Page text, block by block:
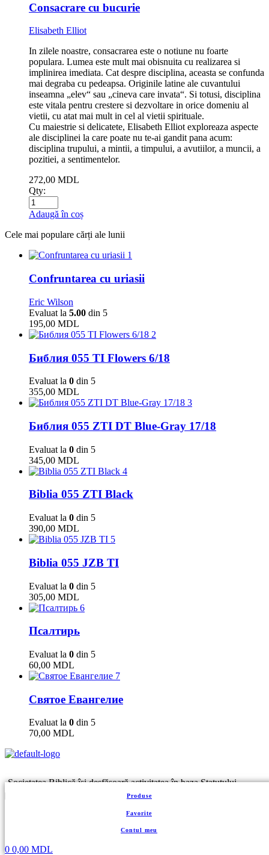
Consacrare cu bucurie
Elisabeth Elliot
In zilele noastre, consacrarea este o notiune nu foarte
populara. Lumea este mult mai obisnuita cu realizarea si
implinirea imediata. Cat despre disciplina, aceasta se confunda
mai degraba cu pedeapsa. Originile latine ale cuvantului
inseamna „elev“ sau „cineva care invata“. Si totusi, disciplina
este vitala pentru crestere si dezvoltare in orice domeniu al
vietii, cu atat mai mult in cel al vietii spirituale.
Cu maiestrie si delicatete, Elisabeth Elliot exploreaza aspecte
ale disciplinei la care poate nu te-ai gandit pana acum:
disciplina trupului, a mintii, a timpului, a avutiilor, a muncii, a
pozitiei, a sentimentelor.
272,00 MDL
Qty:
Adaugă în coș
Cele mai populare cărți ale lunii
1
Confruntarea cu uriasii
Eric Wilson
Evaluat la 5.00 din 5
195,00 MDL
2
Библия 055 TI Flowers 6/18
Evaluat la 0 din 5
355,00 MDL
3
Библия 055 ZTI DT Blue-Gray 17/18
Evaluat la 0 din 5
345,00 MDL
4
Biblia 055 ZTI Black
Evaluat la 0 din 5
390,00 MDL
5
Biblia 055 JZB TI
Evaluat la 0 din 5
305,00 MDL
6
Псалтирь
Evaluat la 0 din 5
60,00 MDL
7
Святое Евангелие
Evaluat la 0 din 5
70,00 MDL
Produse
Favorite
Contul meu
0 0,00 MDL
Societatea Biblică îşi desfăşoară activitatea în baza Statutului
SBM și în conformitate cu Constituția și legislația R.
distribuire a Sfintelor Scripturi și de literatură duhovnicească
cu caracter interconfesional pe teritoriul Republicii Moldova.